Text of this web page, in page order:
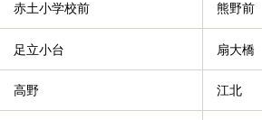
赤土小学校前 熊野前
足立小台 扇大橋
高野 江北